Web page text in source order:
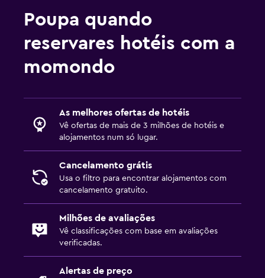
Atividades
Loja de presentes
Animação noturna
Terraço/pátio
Cadeiras de praia
Quarto
Despertador
Poupa quando
reservares hotéis com a
momondo
As melhores ofertas de hotéis
Vê ofertas de mais de 3 milhões de hotéis e
alojamentos num só lugar.
Cancelamento grátis
Usa o filtro para encontrar alojamentos com
cancelamento gratuito.
Milhões de avaliações
Vê classificações com base em avaliações
verificadas.
Alertas de preço